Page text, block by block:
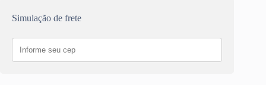
Simulação de frete